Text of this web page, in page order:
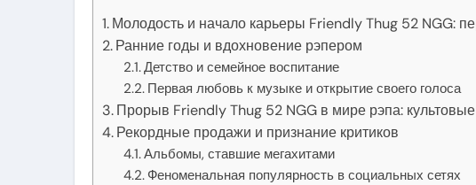
Молодость и начало карьеры Friendly Thug 52 NGG:
Ранние годы и вдохновение рэпером
Детство и семейное воспитание
Первая любовь к музыке и открытие своего голоса
Прорыв Friendly Thug 52 NGG в мире рэпа:
Рекордные продажи и признание критиков
Альбомы, ставшие мегахитами
Феноменальная популярность в социальных сетях